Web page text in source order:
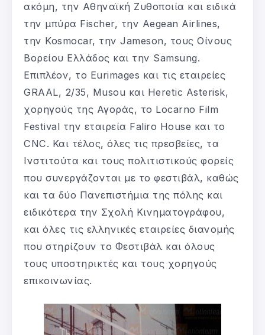
ακόμη, την Αθηναϊκή Ζυθοποιία και ειδικά
την μπύρα Fischer, την Aegean Airlines,
την Kosmocar, την Jameson, τους Οίνους
Βορείου Ελλάδος και την Samsung.
Επιπλέον, το Eurimages και τις εταιρείες
GRAAL, 2/35, Musou και Heretic Asterisk,
χορηγούς της Αγοράς, το Locarno Film
Festival την εταιρεία Faliro House και το
CNC. Και τέλος, όλες τις πρεσβείες, τα
Ινστιτούτα και τους πολιτιστικούς φορείς
που συνεργάζονται με το φεστιβάλ, καθώς
και τα δύο Πανεπιστήμια της πόλης και
ειδικότερα την Σχολή Κινηματογράφου,
και όλες τις ελληνικές εταιρείες διανομής
που στηρίζουν το Φεστιβάλ και όλους
τους υποστηρικτές και τους χορηγούς
επικοινωνίας.